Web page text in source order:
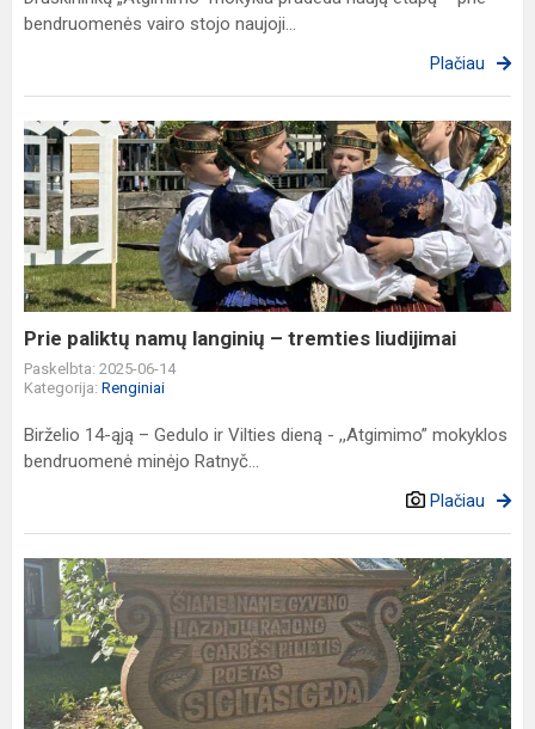
bendruomenės vairo stojo naujoji...
Plačiau
Prie
paliktų
namų
langinių
–
tremties
liudijimai
Prie paliktų namų langinių – tremties liudijimai
Paskelbta: 2025-06-14
Kategorija: Renginiai
Birželio 14-ąją – Gedulo ir Vilties dieną - ,,Atgimimo” mokyklos
bendruomenė minėjo Ratnyč...
Plačiau
Kultūrinio
ugdymo
programa